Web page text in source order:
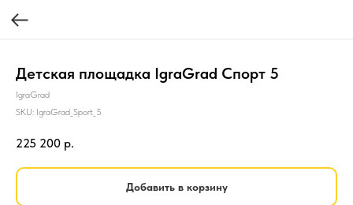
Детская площадка IgraGrad Спорт 5
IgraGrad
SKU: IgraGrad_Sport_5
225 200 р.
Добавить в корзину